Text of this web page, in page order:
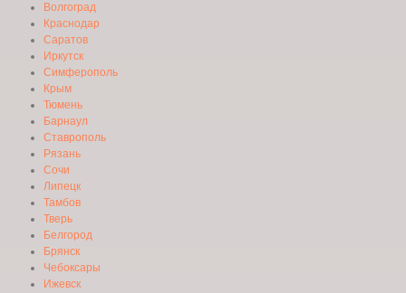
Волгоград
Краснодар
Саратов
Иркутск
Симферополь
Крым
Тюмень
Барнаул
Ставрополь
Рязань
Сочи
Липецк
Тамбов
Тверь
Белгород
Брянск
Чебоксары
Ижевск